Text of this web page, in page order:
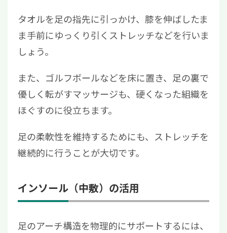
タオルを足の指先に引っかけ、膝を伸ばしたま
ま手前にゆっくり引くストレッチなどを行いま
しょう。
また、ゴルフボールなどを床に置き、足の裏で
優しく転がすマッサージも、硬くなった組織を
ほぐすのに役立ちます。
足の柔軟性を維持するためにも、ストレッチを
継続的に行うことが大切です。
インソール（中敷）の活用
足のアーチ構造を物理的にサポートするには、